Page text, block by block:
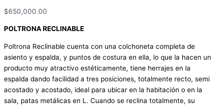
$650,000.00
POLTRONA RECLINABLE
Poltrona Reclinable cuenta con una colchoneta completa de
asiento y espalda, y puntos de costura en ella, lo que la hacen un
producto muy atractivo estéticamente, tiene herrajes en la
espalda dando facilidad a tres posiciones, totalmente recto, semi
acostado y acostado, ideal para ubicar en la habitación o en la
sala, patas metálicas en L. Cuando se reclina totalmente, su